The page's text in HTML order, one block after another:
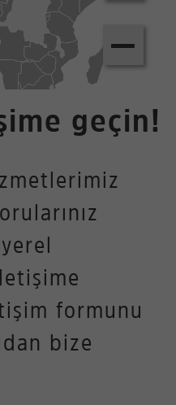
−
geçin!
formunu
bize